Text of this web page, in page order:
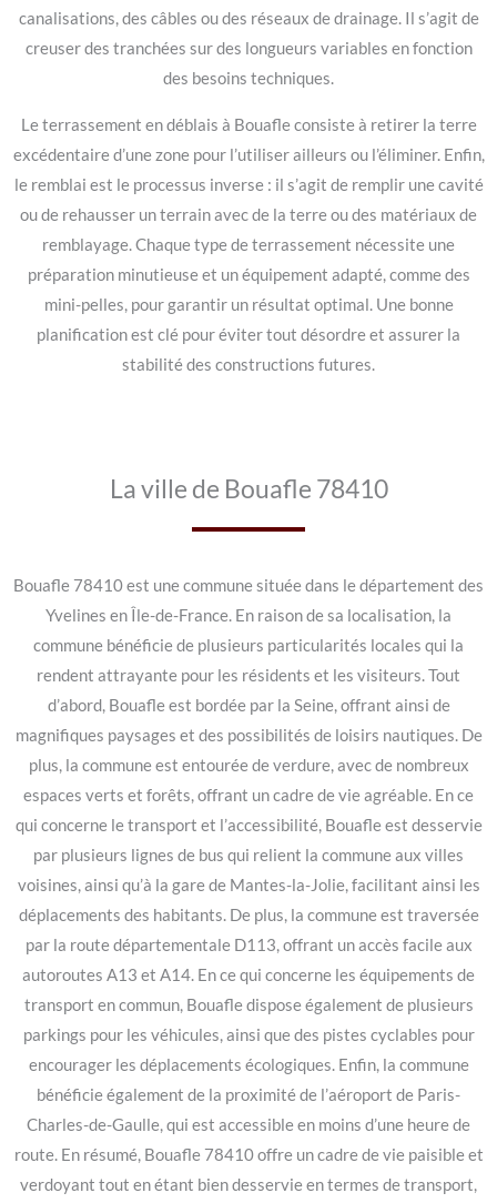
canalisations, des câbles ou des réseaux de drainage. Il s’agit de
creuser des tranchées sur des longueurs variables en fonction
des besoins techniques.
Le terrassement en déblais à Bouafle consiste à retirer la terre
excédentaire d’une zone pour l’utiliser ailleurs ou l’éliminer. Enfin,
le remblai est le processus inverse : il s’agit de remplir une cavité
ou de rehausser un terrain avec de la terre ou des matériaux de
remblayage. Chaque type de terrassement nécessite une
préparation minutieuse et un équipement adapté, comme des
mini-pelles, pour garantir un résultat optimal. Une bonne
planification est clé pour éviter tout désordre et assurer la
stabilité des constructions futures.
La ville de Bouafle 78410
Bouafle 78410 est une commune située dans le département des
Yvelines en Île-de-France. En raison de sa localisation, la
commune bénéficie de plusieurs particularités locales qui la
rendent attrayante pour les résidents et les visiteurs. Tout
d’abord, Bouafle est bordée par la Seine, offrant ainsi de
magnifiques paysages et des possibilités de loisirs nautiques. De
plus, la commune est entourée de verdure, avec de nombreux
espaces verts et forêts, offrant un cadre de vie agréable. En ce
qui concerne le transport et l’accessibilité, Bouafle est desservie
par plusieurs lignes de bus qui relient la commune aux villes
voisines, ainsi qu’à la gare de Mantes-la-Jolie, facilitant ainsi les
déplacements des habitants. De plus, la commune est traversée
par la route départementale D113, offrant un accès facile aux
autoroutes A13 et A14. En ce qui concerne les équipements de
transport en commun, Bouafle dispose également de plusieurs
parkings pour les véhicules, ainsi que des pistes cyclables pour
encourager les déplacements écologiques. Enfin, la commune
bénéficie également de la proximité de l’aéroport de Paris-
Charles-de-Gaulle, qui est accessible en moins d’une heure de
route. En résumé, Bouafle 78410 offre un cadre de vie paisible et
verdoyant tout en étant bien desservie en termes de transport,